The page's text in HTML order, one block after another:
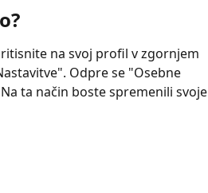
na svoj profil v zgornjem
Odpre se "Osebne
ta način boste spremenili svoje